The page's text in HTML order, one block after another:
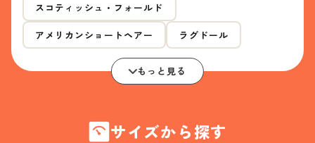
スコティッシュ・フォールド
アメリカンショートヘアー ラグドール
もっと見る
サイズから探す